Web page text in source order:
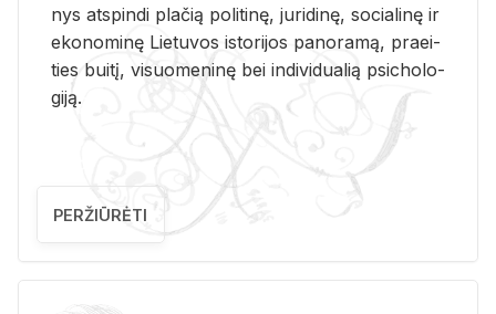
nys at­spin­di pla­čią po­li­ti­nę, ju­ri­di­nę, so­cia­li­nę ir
eko­no­mi­nę Lie­tu­vos is­to­ri­jos pa­no­ra­mą, pra­ei­
ties bui­tį, vi­suo­me­ni­nę bei in­di­vi­dua­lią psi­cho­lo­
gi­ją.
PERŽIŪRĖTI